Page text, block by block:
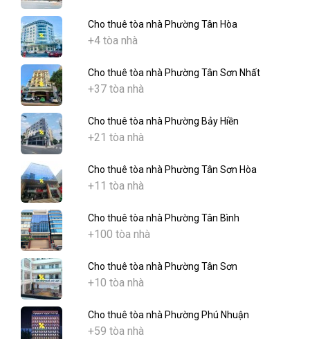
Cho thuê tòa nhà Phường Tân Hòa
+4 tòa nhà
Cho thuê tòa nhà Phường Tân Sơn Nhất
+37 tòa nhà
Cho thuê tòa nhà Phường Bảy Hiền
+21 tòa nhà
Cho thuê tòa nhà Phường Tân Sơn Hòa
+11 tòa nhà
Cho thuê tòa nhà Phường Tân Bình
+100 tòa nhà
Cho thuê tòa nhà Phường Tân Sơn
+10 tòa nhà
Cho thuê tòa nhà Phường Phú Nhuận
+59 tòa nhà